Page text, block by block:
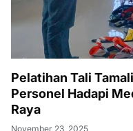
Pelatihan Tali
Personel Hadapi
Raya
November 23, 2025